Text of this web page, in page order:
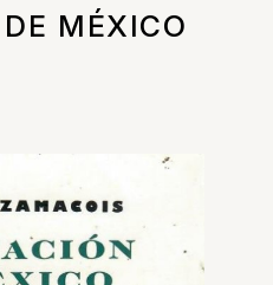
MÉXICO